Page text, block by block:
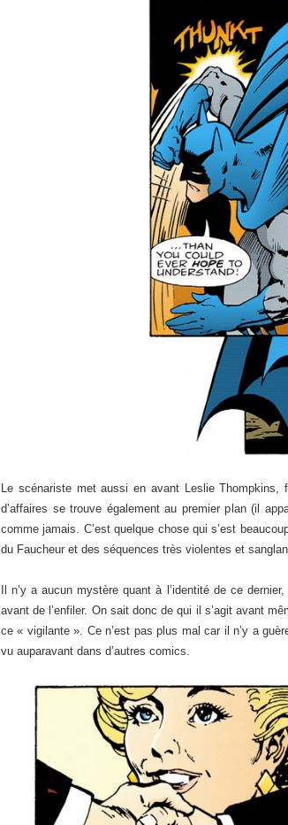
Le scénariste met aussi en avant Leslie Thompkins,
d’affaires se trouve également au premier plan (il
comme jamais. C’est quelque chose qui s’est
du Faucheur et des séquences très violentes et
Il n’y a aucun mystère quant à l’identité de ce
avant de l’enfiler. On sait donc de qui il s’agit avant
ce « vigilante ». Ce n’est pas plus mal car il n’y a
vu auparavant dans d’autres comics.